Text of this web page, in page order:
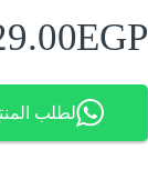
EGP
لطلب